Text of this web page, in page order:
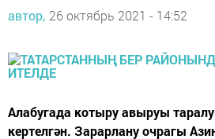
автор, 26 октябрь 2021 - 14:52
Алабугада котыру авыруы
кертелгән. Зарарлану очрагы